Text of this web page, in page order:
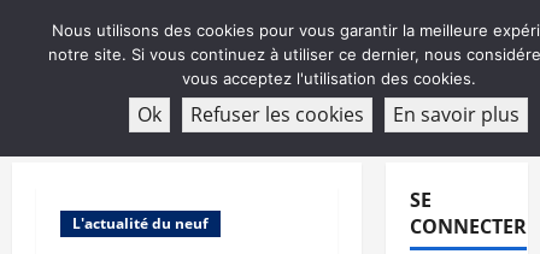
ABONNEMENT
L'actualité du neuf
SE
CONNECTER
Nous utilisons des cookies pour vous garantir la meilleure
notre site. Si vous continuez à utiliser ce dernier, nous
vous acceptez l'utilisation des cookies.
Ok Refuser les cookies En savoir plus